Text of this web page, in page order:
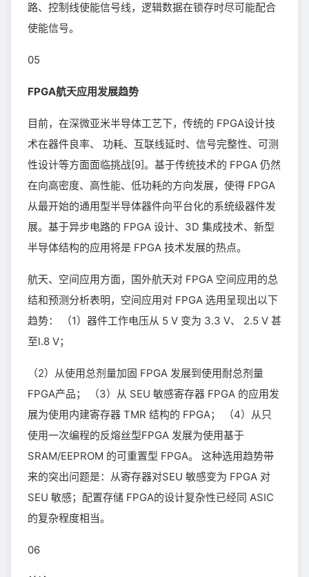
路、控制线使能信号线，逻辑数据在锁存时尽可能配合
使能信号。
05
FPGA航天应用发展趋势
目前，在深微亚米半导体工艺下，传统的 FPGA设计技
术在器件良率、 功耗、互联线延时、信号完整性、可测
性设计等方面面临挑战[9]。基于传统技术的 FPGA 仍然
在向高密度、高性能、低功耗的方向发展，使得 FPGA
从最开始的通用型半导体器件向平台化的系统级器件发
展。基于异步电路的 FPGA 设计、3D 集成技术、新型
半导体结构的应用将是 FPGA 技术发展的热点。
航天、空间应用方面，国外航天对 FPGA 空间应用的总
结和预测分析表明，空间应用对 FPGA 选用呈现出以下
趋势： （1）器件工作电压从 5 V 变为 3.3 V、 2.5 V 甚
至l.8 V；
（2）从使用总剂量加固 FPGA 发展到使用耐总剂量
FPGA产品； （3）从 SEU 敏感寄存器 FPGA 的应用发
展为使用内建寄存器 TMR 结构的 FPGA； （4）从只
使用一次编程的反熔丝型FPGA 发展为使用基于
SRAM/EEPROM 的可重置型 FPGA。 这种选用趋势带
来的突出问题是：从寄存器对SEU 敏感变为 FPGA 对
SEU 敏感；配置存储 FPGA的设计复杂性已经同 ASIC
的复杂程度相当。
06